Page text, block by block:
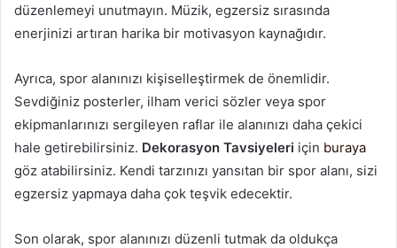
düzenlemeyi unutmayın. Müzik, egzersiz sırasında
enerjinizi artıran harika bir motivasyon kaynağıdır.
Ayrıca, spor alanınızı kişiselleştirmek de önemlidir.
Sevdiğiniz posterler, ilham verici sözler veya spor
ekipmanlarınızı sergileyen raflar ile alanınızı daha çekici
hale getirebilirsiniz. Dekorasyon Tavsiyeleri için buraya
göz atabilirsiniz. Kendi tarzınızı yansıtan bir spor alanı, sizi
egzersiz yapmaya daha çok teşvik edecektir.
Son olarak, spor alanınızı düzenli tutmak da oldukça